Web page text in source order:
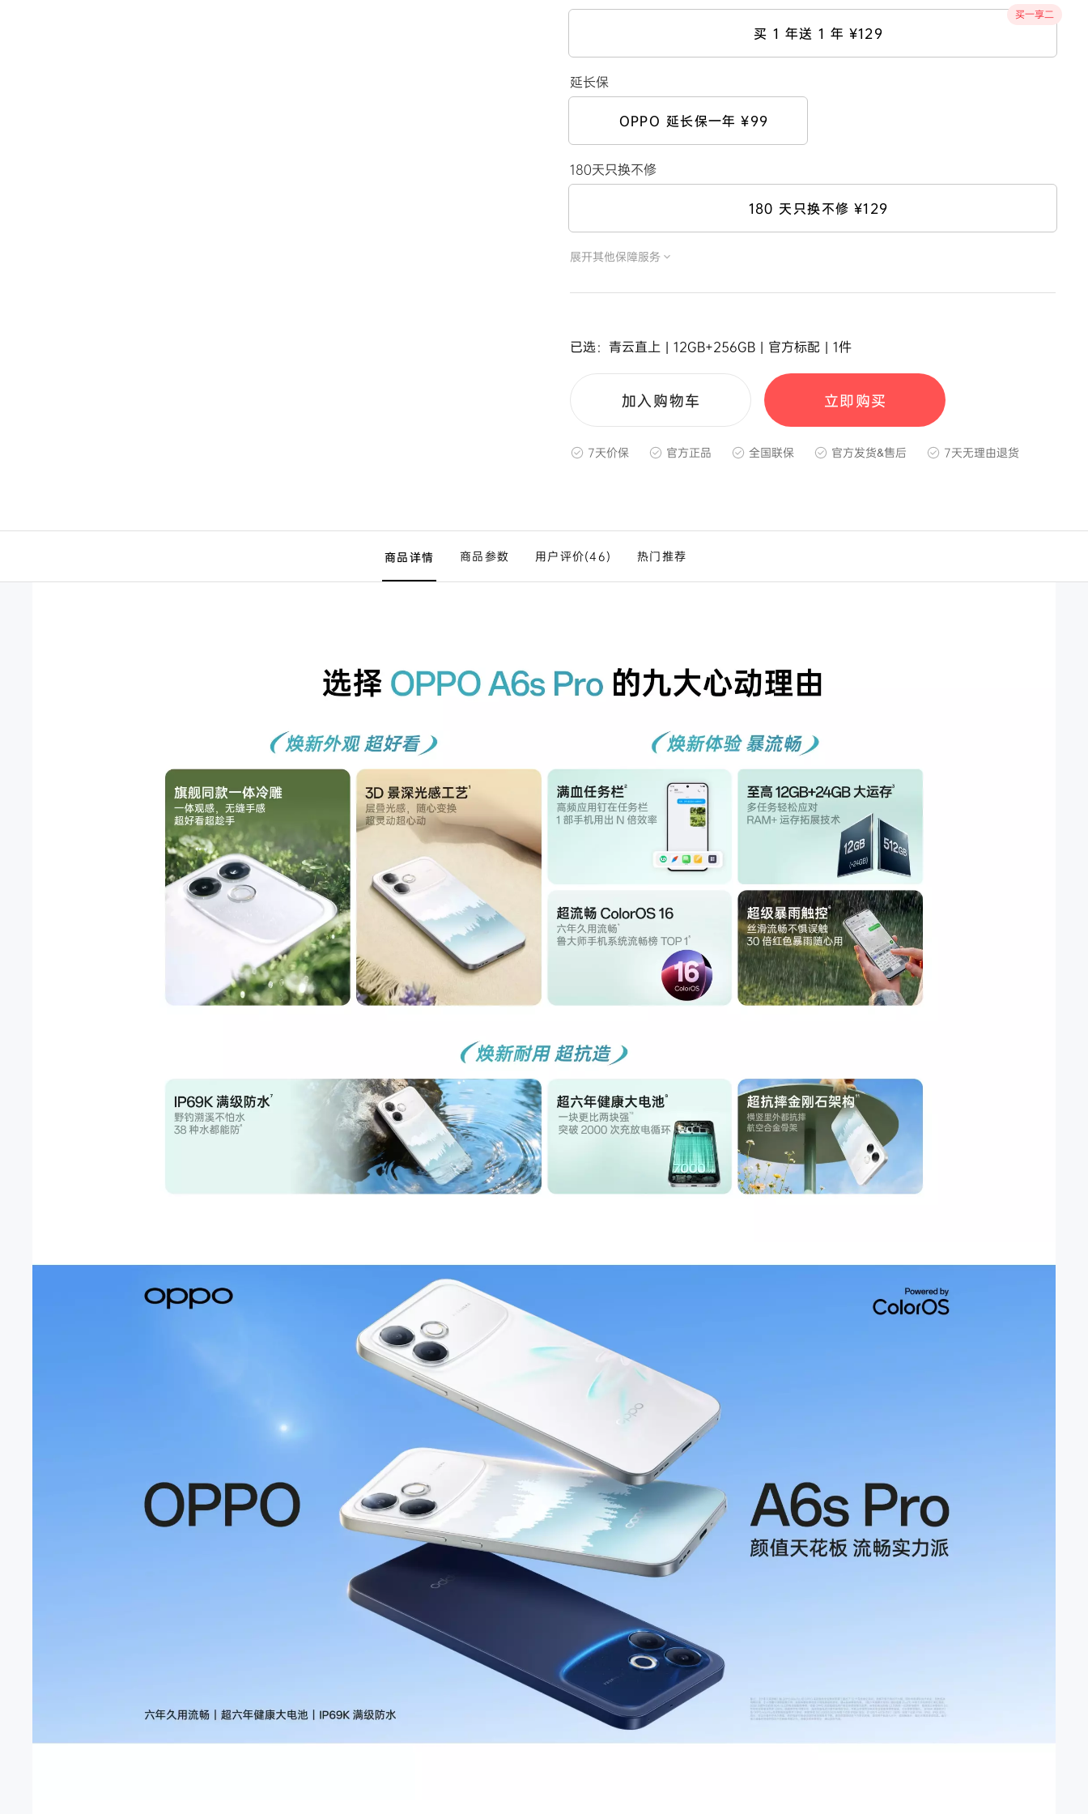
买一享二
买 1 年送 1 年 ¥129
延长保
OPPO 延长保一年 ¥99
180天只换不修
180 天只换不修 ¥129
展开其他保障服务
已选：青云直上 | 12GB+256GB | 官方标配 | 1件
加入购物车 立即购买
7天价保 官方正品 全国联保 官方发货&售后 7天无理由退货
商品详情 商品参数 用户评价(46) 热门推荐